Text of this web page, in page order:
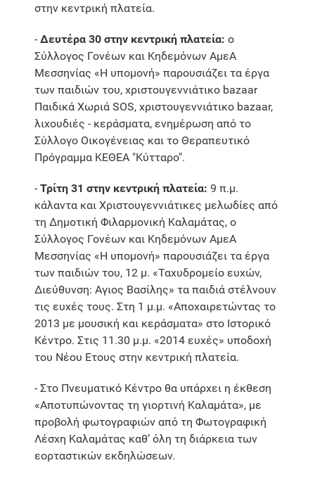
στην κεντρική πλατεία.
- Δευτέρα 30 στην κεντρική πλατεία: ο
Σύλλογος Γονέων και Κηδεμόνων ΑμεΑ
Μεσσηνίας «Η υπομονή» παρουσιάζει τα έργα
των παιδιών του, χριστουγεννιάτικο bazaar
Παιδικά Χωριά SOS, χριστουγεννιάτικο bazaar,
λιχουδιές - κεράσματα, ενημέρωση από το
Σύλλογο Οικογένειας και το Θεραπευτικό
Πρόγραμμα ΚΕΘΕΑ "Κύτταρο".
- Τρίτη 31 στην κεντρική πλατεία: 9 π.μ.
κάλαντα και Χριστουγεννιάτικες μελωδίες από
τη Δημοτική Φιλαρμονική Καλαμάτας, ο
Σύλλογος Γονέων και Κηδεμόνων ΑμεΑ
Μεσσηνίας «Η υπομονή» παρουσιάζει τα έργα
των παιδιών του, 12 μ. «Ταχυδρομείο ευχών,
Διεύθυνση: Αγιος Βασίλης» τα παιδιά στέλνουν
τις ευχές τους. Στη 1 μ.μ. «Αποχαιρετώντας το
2013 με μουσική και κεράσματα» στο Ιστορικό
Κέντρο. Στις 11.30 μ.μ. «2014 ευχές» υποδοχή
του Νέου Ετους στην κεντρική πλατεία.
- Στο Πνευματικό Κέντρο θα υπάρχει η έκθεση
«Αποτυπώνοντας τη γιορτινή Καλαμάτα», με
προβολή φωτογραφιών από τη Φωτογραφική
Λέσχη Καλαμάτας καθ’ όλη τη διάρκεια των
εορταστικών εκδηλώσεων.